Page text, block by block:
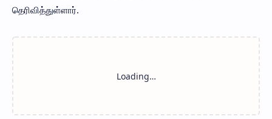
தெரிவித்துள்ளார்.